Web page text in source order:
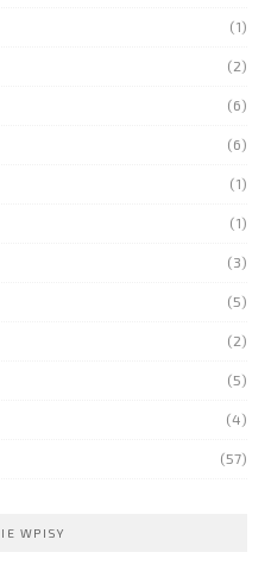
(1)
(2)
(6)
(6)
(1)
(1)
(3)
(5)
(2)
(5)
(4)
(57)
WPISY